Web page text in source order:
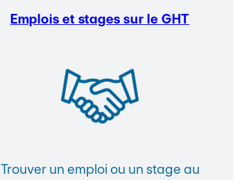
Emplois et stages sur le GHT
Trouver un emploi ou un stage au